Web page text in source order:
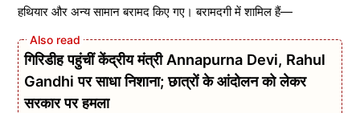
हथियार और अन्य सामान बरामद किए गए। बरामदगी में शामिल हैं—
गिरिडीह पहुंचीं केंद्रीय मंत्री Annapurna Devi, Rahul
Gandhi पर साधा निशाना; छात्रों के आंदोलन को लेकर
सरकार पर हमला